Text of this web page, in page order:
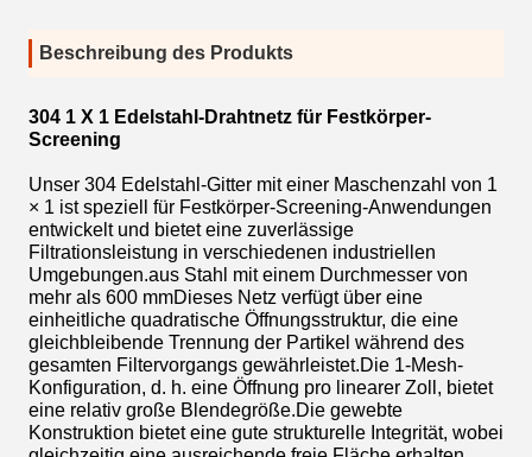
Beschreibung des Produkts
304 1 X 1 Edelstahl-Drahtnetz für Festkörper-
Screening
Unser 304 Edelstahl-Gitter mit einer Maschenzahl von 1
× 1 ist speziell für Festkörper-Screening-Anwendungen
entwickelt und bietet eine zuverlässige
Filtrationsleistung in verschiedenen industriellen
Umgebungen.aus Stahl mit einem Durchmesser von
mehr als 600 mmDieses Netz verfügt über eine
einheitliche quadratische Öffnungsstruktur, die eine
gleichbleibende Trennung der Partikel während des
gesamten Filtervorgangs gewährleistet.Die 1-Mesh-
Konfiguration, d. h. eine Öffnung pro linearer Zoll, bietet
eine relativ große Blendegröße.Die gewebte
Konstruktion bietet eine gute strukturelle Integrität, wobei